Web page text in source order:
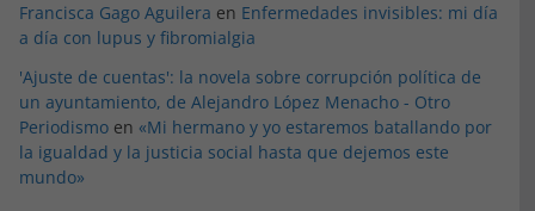
Francisca Gago Aguilera en Enfermedades invisibles: mi día
a día con lupus y fibromialgia
'Ajuste de cuentas': la novela sobre corrupción política de
un ayuntamiento, de Alejandro López Menacho - Otro
Periodismo en «Mi hermano y yo estaremos batallando por
la igualdad y la justicia social hasta que dejemos este
mundo»